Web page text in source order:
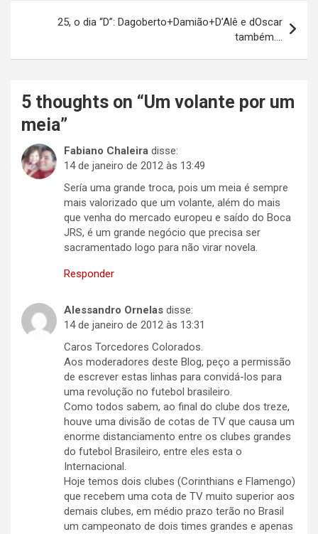
25, o dia “D”: Dagoberto+Damião+D’Alê e dOscar
também….
5 thoughts on “Um volante por um
meia”
Fabiano Chaleira disse:
14 de janeiro de 2012 às 13:49
Sería uma grande troca, pois um meia é sempre
mais valorizado que um volante, além do mais
que venha do mercado europeu e saído do Boca
JRS, é um grande negócio que precisa ser
sacramentado logo para não virar novela.
Responder
Alessandro Ornelas disse:
14 de janeiro de 2012 às 13:31
Caros Torcedores Colorados.
Aos moderadores deste Blog, peço a permissão
de escrever estas linhas para convidá-los para
uma revolução no futebol brasileiro.
Como todos sabem, ao final do clube dos treze,
houve uma divisão de cotas de TV que causa um
enorme distanciamento entre os clubes grandes
do futebol Brasileiro, entre eles esta o
Internacional.
Hoje temos dois clubes (Corinthians e Flamengo)
que recebem uma cota de TV muito superior aos
demais clubes, em médio prazo terão no Brasil
um campeonato de dois times grandes e apenas